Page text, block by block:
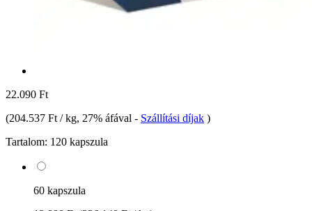
22.090 Ft
(204.537 Ft / kg, 27% áfával - Szállítási díjak )
Tartalom: 120 kapszula
60 kapszula